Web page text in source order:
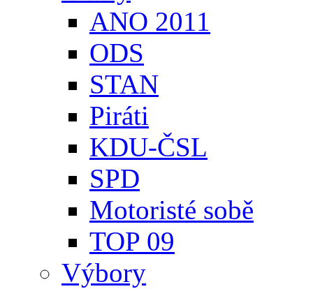
ANO 2011
ODS
STAN
Piráti
KDU-ČSL
SPD
Motoristé sobě
TOP 09
Výbory